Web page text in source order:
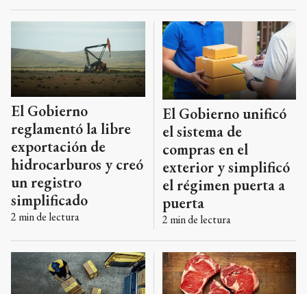
El Gobierno
reglamentó la libre
exportación de
hidrocarburos y creó
un registro
simplificado
2 min de lectura
El Gobierno unificó
el sistema de
compras en el
exterior y simplificó
el régimen puerta a
puerta
2 min de lectura